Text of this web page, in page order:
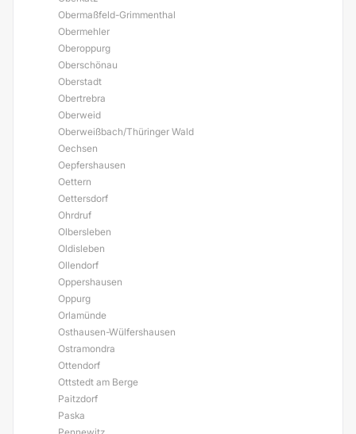
Obermaßfeld-Grimmenthal
Obermehler
Oberoppurg
Oberschönau
Oberstadt
Obertrebra
Oberweid
Oberweißbach/Thüringer Wald
Oechsen
Oepfershausen
Oettern
Oettersdorf
Ohrdruf
Olbersleben
Oldisleben
Ollendorf
Oppershausen
Oppurg
Orlamünde
Osthausen-Wülfershausen
Ostramondra
Ottendorf
Ottstedt am Berge
Paitzdorf
Paska